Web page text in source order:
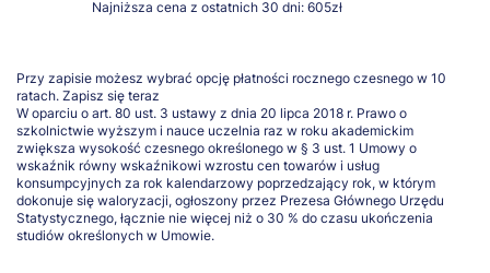
Najniższa cena z ostatnich 30 dni: 605zł
Przy zapisie możesz wybrać opcję płatności rocznego czesnego w 10
ratach. Zapisz się teraz
W oparciu o art. 80 ust. 3 ustawy z dnia 20 lipca 2018 r. Prawo o
szkolnictwie wyższym i nauce uczelnia raz w roku akademickim
zwiększa wysokość czesnego określonego w § 3 ust. 1 Umowy o
wskaźnik równy wskaźnikowi wzrostu cen towarów i usług
konsumpcyjnych za rok kalendarzowy poprzedzający rok, w którym
dokonuje się waloryzacji, ogłoszony przez Prezesa Głównego Urzędu
Statystycznego, łącznie nie więcej niż o 30 % do czasu ukończenia
studiów określonych w Umowie.